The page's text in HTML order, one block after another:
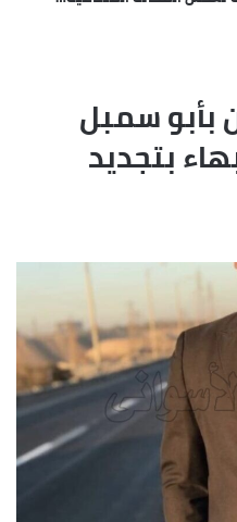
سمبل
بتجديد